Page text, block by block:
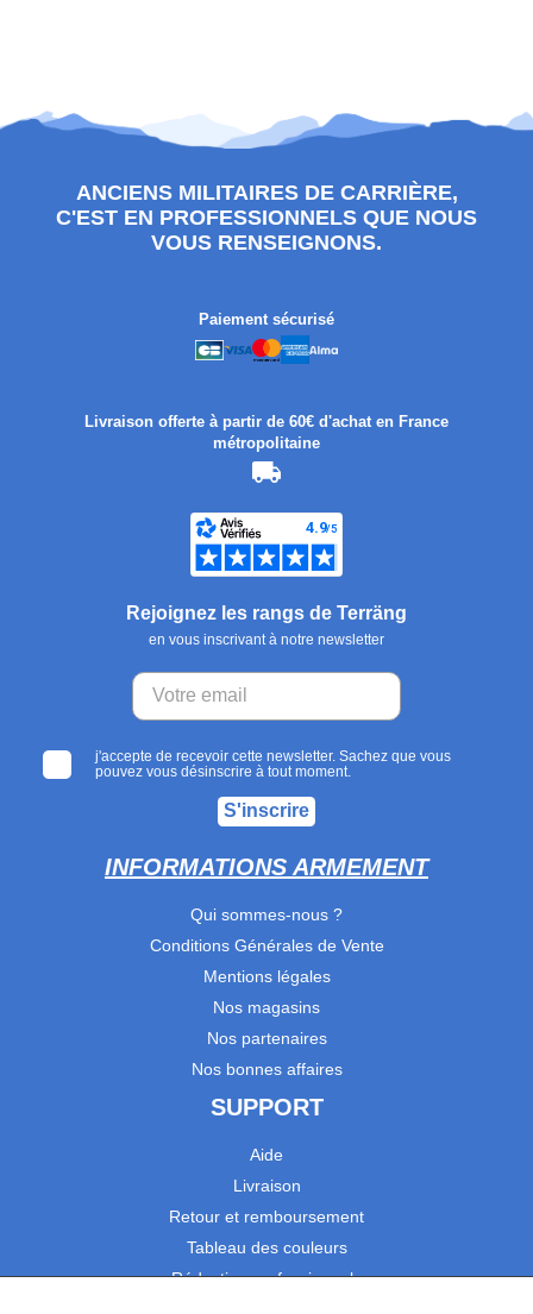
ANCIENS MILITAIRES DE CARRIÈRE,
C'EST EN PROFESSIONNELS QUE NOUS
VOUS RENSEIGNONS.
Paiement sécurisé
Livraison offerte à partir de 60€ d'achat en France
métropolitaine
Rejoignez les rangs de Terräng
en vous inscrivant à notre newsletter
j'accepte de recevoir cette newsletter. Sachez que vous
pouvez vous désinscrire à tout moment.
S'inscrire
INFORMATIONS ARMEMENT
Qui sommes-nous ?
Conditions Générales de Vente
Mentions légales
Nos magasins
Nos partenaires
Nos bonnes affaires
SUPPORT
Aide
Livraison
Retour et remboursement
Tableau des couleurs
Réduction professionnels